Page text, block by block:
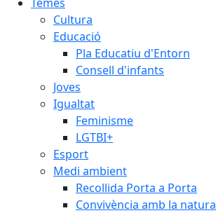
Cultura
Educació
Pla Educatiu d'Entorn
Consell d'infants
Joves
Igualtat
Feminisme
LGTBI+
Esport
Medi ambient
Recollida Porta a Porta
Convivència amb la natura